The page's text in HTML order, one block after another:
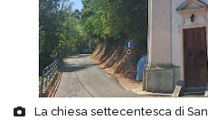
La chiesa settecentesca di